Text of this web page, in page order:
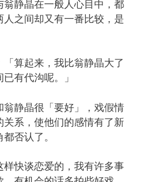
翁静晶在一般人心目中，都
之间却又有一番比较，是
算起来，我比翁静晶大了
有代沟呢。」
静晶很「要好」，戏假情
系，使他们的感情有了新
否认了。
样快谈恋爱的，我有许多事